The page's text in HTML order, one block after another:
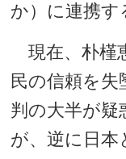
か）に連携す
現在、朴槿
民の信頼を
判の大半が疑
が、逆に日本